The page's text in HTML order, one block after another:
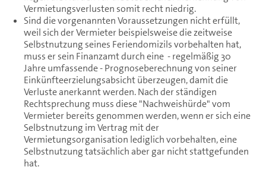
Vermietungsverlusten somit recht niedrig.
Sind die vorgenannten Voraussetzungen nicht erfüllt,
weil sich der Vermieter beispielsweise die zeitweise
Selbstnutzung seines Feriendomizils vorbehalten hat,
muss er sein Finanzamt durch eine - regelmäßig 30
Jahre umfassende - Prognoseberechnung von seiner
Einkünfteerzielungsabsicht überzeugen, damit die
Verluste anerkannt werden. Nach der ständigen
Rechtsprechung muss diese "Nachweishürde" vom
Vermieter bereits genommen werden, wenn er sich eine
Selbstnutzung im Vertrag mit der
Vermietungsorganisation lediglich vorbehalten, eine
Selbstnutzung tatsächlich aber gar nicht stattgefunden
hat.